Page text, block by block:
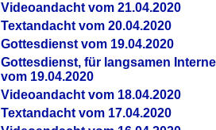
Videoandacht vom 21.04.2020
Textandacht vom 20.04.2020
Gottesdienst vom 19.04.2020
Gottesdienst, für langsamen
vom 19.04.2020
Videoandacht vom 18.04.2020
Textandacht vom 17.04.2020